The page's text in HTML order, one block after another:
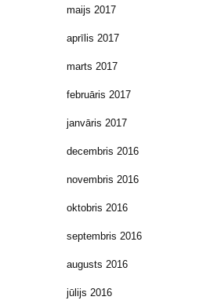
maijs 2017
aprīlis 2017
marts 2017
februāris 2017
janvāris 2017
decembris 2016
novembris 2016
oktobris 2016
septembris 2016
augusts 2016
jūlijs 2016